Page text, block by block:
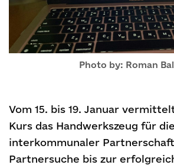
Photo by: Roman
Vom 15. bis 19. Januar
Kurs das Handwerkszeug für
interkommunaler
Partnersuche bis zur